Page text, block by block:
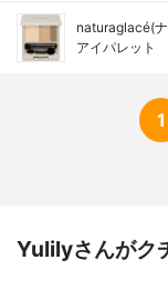
naturaglacé(
アイパレット
1
Yulilyさんがク